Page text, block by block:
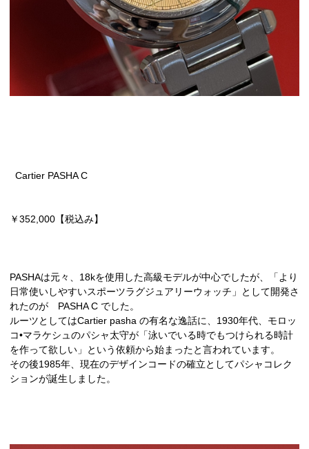
Cartier PASHA C
￥352,000【税込み】
PASHAは元々、18kを使用した高級モデルが中心でしたが、「より
日常使いしやすいスポーツラグジュアリーウォッチ」として開発さ
れたのが PASHA C でした。
ルーツとしてはCartier pasha の有名な逸話に、1930年代、モロッ
コ•マラケシュのパシャ太守が「泳いでいる時でもつけられる時計
を作って欲しい」という依頼から始まったと言われています。
その後1985年、現在のデザインコードの確立としてパシャコレク
ションが誕生しました。